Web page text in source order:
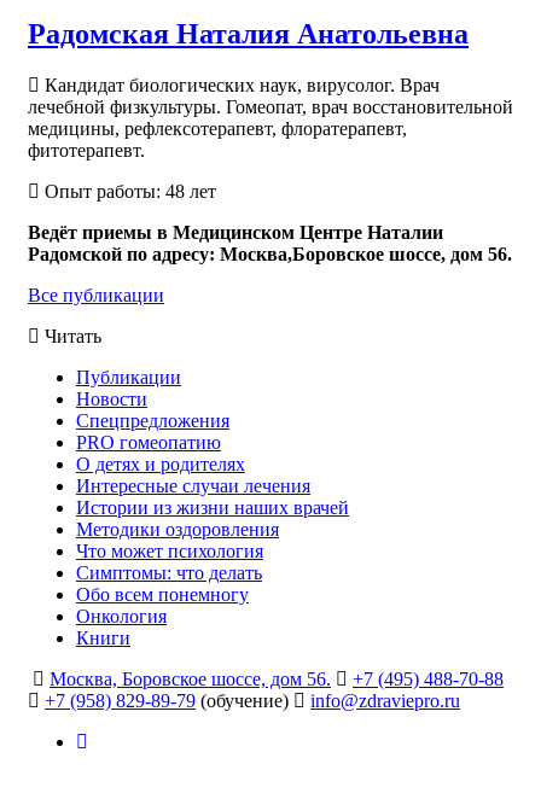
Радомская Наталия Анатольевна
Кандидат биологических наук, вирусолог. Врач
лечебной физкультуры. Гомеопат, врач восстановительной
медицины, рефлексотерапевт, флоратерапевт,
фитотерапевт.
Опыт работы: 48 лет
Ведёт приемы в Медицинском Центре Наталии
Радомской по адресу: Москва,Боровское шоссе, дом 56.
Все публикации
Читать
Публикации
Новости
Спецпредложения
PRO гомеопатию
О детях и родителях
Интересные случаи лечения
Истории из жизни наших врачей
Методики оздоровления
Что может психология
Симптомы: что делать
Обо всем понемногу
Онкология
Книги
Москва, Боровское шоссе, дом 56.
+7 (495) 488-70-88
+7 (958) 829-89-79 (обучение) info@zdraviepro.ru